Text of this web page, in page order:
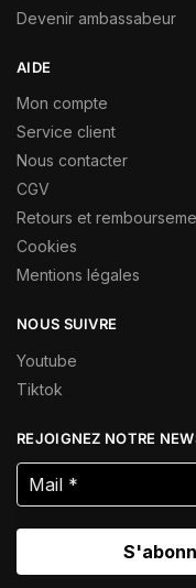
Devenir ambassabeur
AIDE
Mon compte
Service client
Nous contacter
CGV
Retours et
Cookies
Mentions légales
NOUS SUIVRE
Youtube
Tiktok
REJOIGNEZ NOTRE